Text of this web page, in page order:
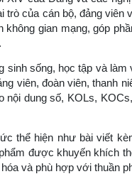
trò của cán bộ, đảng viên
gian mạng, góp
sinh sống, học tập và
viên, đoàn viên, thanh
dung số, KOLs,
thể hiện như bài viết
được khuyến khích
và phù hợp với thuần